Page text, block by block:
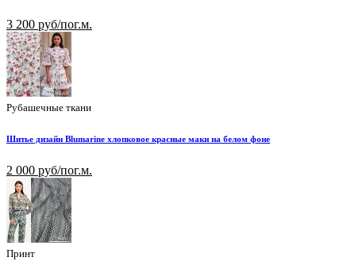
3 200 руб/пог.м.
Рубашечные ткани
Шитье дизайн Blumarine хлопковое красные маки на белом фоне
2 000 руб/пог.м.
Принт